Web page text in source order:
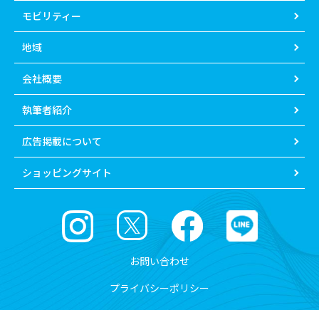
モビリティー
地域
会社概要
執筆者紹介
広告掲載について
ショッピングサイト
お問い合わせ
プライバシーポリシー